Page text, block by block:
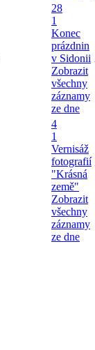
28
1
Konec
prázdnin
v Sidonii
Zobrazit
všechny
záznamy
ze dne
4
1
Vernisáž
fotografií
"Krásná
země"
Zobrazit
všechny
záznamy
ze dne